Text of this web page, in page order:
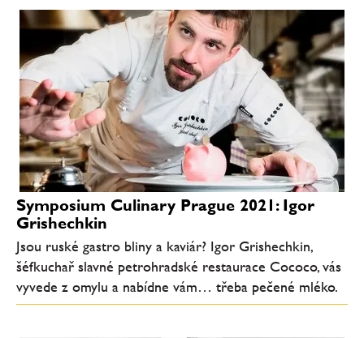
Symposium Culinary Prague 2021: Igor
Grishechkin
Jsou ruské gastro bliny a kaviár? Igor Grishechkin,
šéfkuchař slavné petrohradské restaurace Cococo, vás
vyvede z omylu a nabídne vám… třeba pečené mléko.